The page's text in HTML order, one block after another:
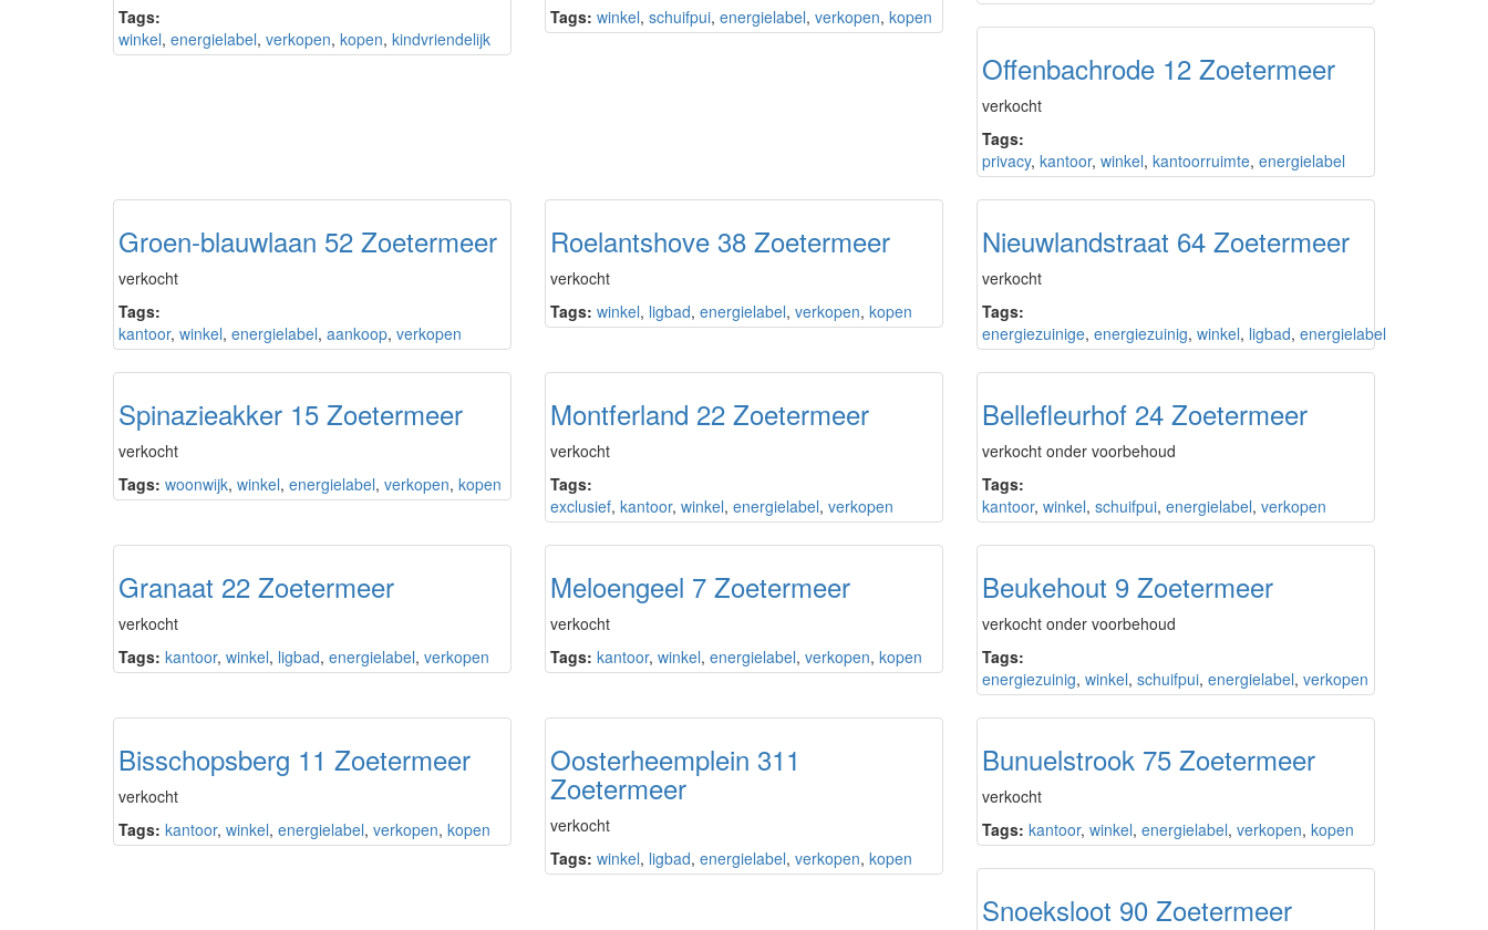
Tags:
winkel, energielabel, verkopen, kopen, kindvriendelijk
Tags: winkel, schuifpui, energielabel, verkopen, kopen
Offenbachrode 12 Zoetermeer
verkocht
Tags:
privacy, kantoor, winkel, kantoorruimte, energielabel
Groen-blauwlaan 52 Zoetermeer
verkocht
Tags:
kantoor, winkel, energielabel, aankoop, verkopen
Roelantshove 38 Zoetermeer
verkocht
Tags: winkel, ligbad, energielabel, verkopen, kopen
Nieuwlandstraat 64 Zoetermeer
verkocht
Tags:
energiezuinige, energiezuinig, winkel, ligbad, energielabel
Spinazieakker 15 Zoetermeer
verkocht
Tags: woonwijk, winkel, energielabel, verkopen, kopen
Montferland 22 Zoetermeer
verkocht
Tags:
exclusief, kantoor, winkel, energielabel, verkopen
Bellefleurhof 24 Zoetermeer
verkocht onder voorbehoud
Tags:
kantoor, winkel, schuifpui, energielabel, verkopen
Granaat 22 Zoetermeer
verkocht
Tags: kantoor, winkel, ligbad, energielabel, verkopen
Meloengeel 7 Zoetermeer
verkocht
Tags: kantoor, winkel, energielabel, verkopen, kopen
Beukehout 9 Zoetermeer
verkocht onder voorbehoud
Tags:
energiezuinig, winkel, schuifpui, energielabel, verkopen
Bisschopsberg 11 Zoetermeer
verkocht
Tags: kantoor, winkel, energielabel, verkopen, kopen
Oosterheemplein 311
Zoetermeer
verkocht
Tags: winkel, ligbad, energielabel, verkopen, kopen
Bunuelstrook 75 Zoetermeer
verkocht
Tags: kantoor, winkel, energielabel, verkopen, kopen
Snoeksloot 90 Zoetermeer